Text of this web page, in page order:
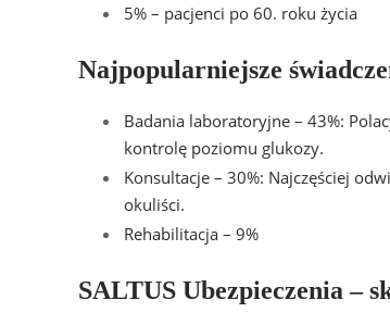
5% – pacjenci po 60. roku życia
Najpopularniejsze
Badania laboratoryjne – 43%:
kontrolę poziomu glukozy.
Konsultacje – 30%: Najczęściej
okuliści.
Rehabilitacja – 9%
SALTUS Ubezpieczenia –